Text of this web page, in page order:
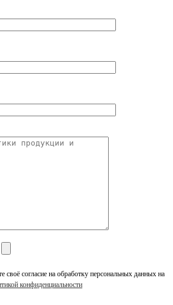
согласие на обработку персональных данных на
конфиденциальности